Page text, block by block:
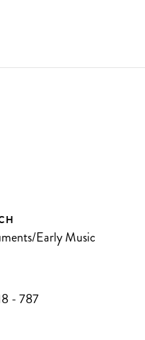
Early Music
- 787